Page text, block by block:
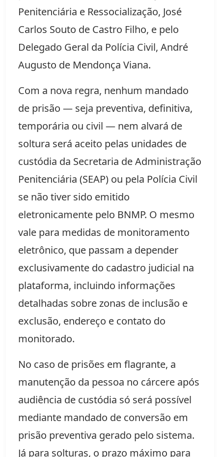
Penitenciária e Ressocialização, José
Carlos Souto de Castro Filho, e pelo
Delegado Geral da Polícia Civil, André
Augusto de Mendonça Viana.
Com a nova regra, nenhum mandado
de prisão — seja preventiva, definitiva,
temporária ou civil — nem alvará de
soltura será aceito pelas unidades de
custódia da Secretaria de Administração
Penitenciária (SEAP) ou pela Polícia Civil
se não tiver sido emitido
eletronicamente pelo BNMP. O mesmo
vale para medidas de monitoramento
eletrônico, que passam a depender
exclusivamente do cadastro judicial na
plataforma, incluindo informações
detalhadas sobre zonas de inclusão e
exclusão, endereço e contato do
monitorado.
No caso de prisões em flagrante, a
manutenção da pessoa no cárcere após
audiência de custódia só será possível
mediante mandado de conversão em
prisão preventiva gerado pelo sistema.
Já para solturas, o prazo máximo para